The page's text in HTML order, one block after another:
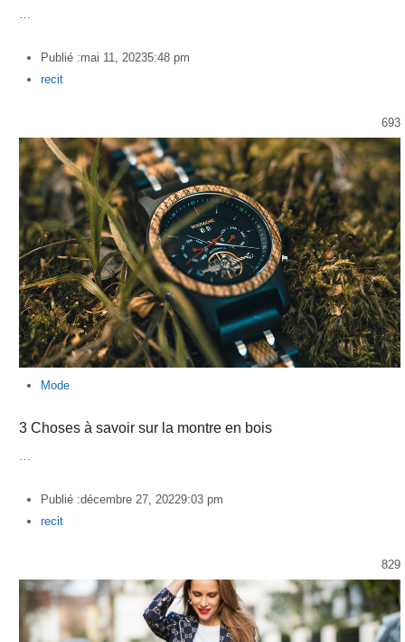
…
Publié :mai 11, 20235:48 pm
Author
recit
693
Mode
3 Choses à savoir sur la montre en bois
Publié :décembre 27, 20229:03 pm
Author
recit
829